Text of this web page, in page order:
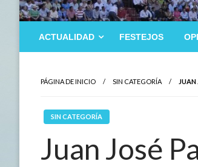
ACTUALIDAD FESTEJOS
PÁGINA DE INICIO SIN CATEGORÍA JUAN
SIN CATEGORÍA
Juan José